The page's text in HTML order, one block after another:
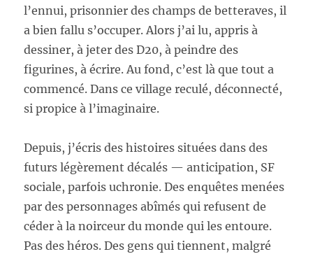
l’ennui, prisonnier des champs de betteraves, il
a bien fallu s’occuper. Alors j’ai lu, appris à
dessiner, à jeter des D20, à peindre des
figurines, à écrire. Au fond, c’est là que tout a
commencé. Dans ce village reculé, déconnecté,
si propice à l’imaginaire.
Depuis, j’écris des histoires situées dans des
futurs légèrement décalés — anticipation, SF
sociale, parfois uchronie. Des enquêtes menées
par des personnages abîmés qui refusent de
céder à la noirceur du monde qui les entoure.
Pas des héros. Des gens qui tiennent, malgré